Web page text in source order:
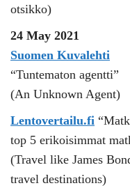
otsikko)
24 May 2021
Suomen Kuvalehti
“Tuntematon agentti”
(An Unknown Agent)
Lentovertailu.fi
top 5 erikoisimmat
(Travel like James
travel destinations)